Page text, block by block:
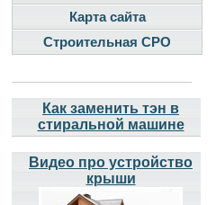
Карта сайта
Строительная СРО
Как заменить тэн в
стиральной машине
Видео про устройство
крыши